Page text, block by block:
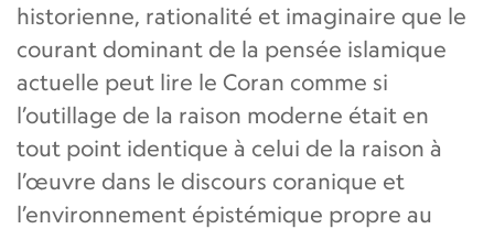
historienne, rationalité et imaginaire que le
courant dominant de la pensée islamique
actuelle peut lire le Coran comme si
l’outillage de la raison moderne était en
tout point identique à celui de la raison à
l’œuvre dans le discours coranique et
l’environnement épistémique propre au